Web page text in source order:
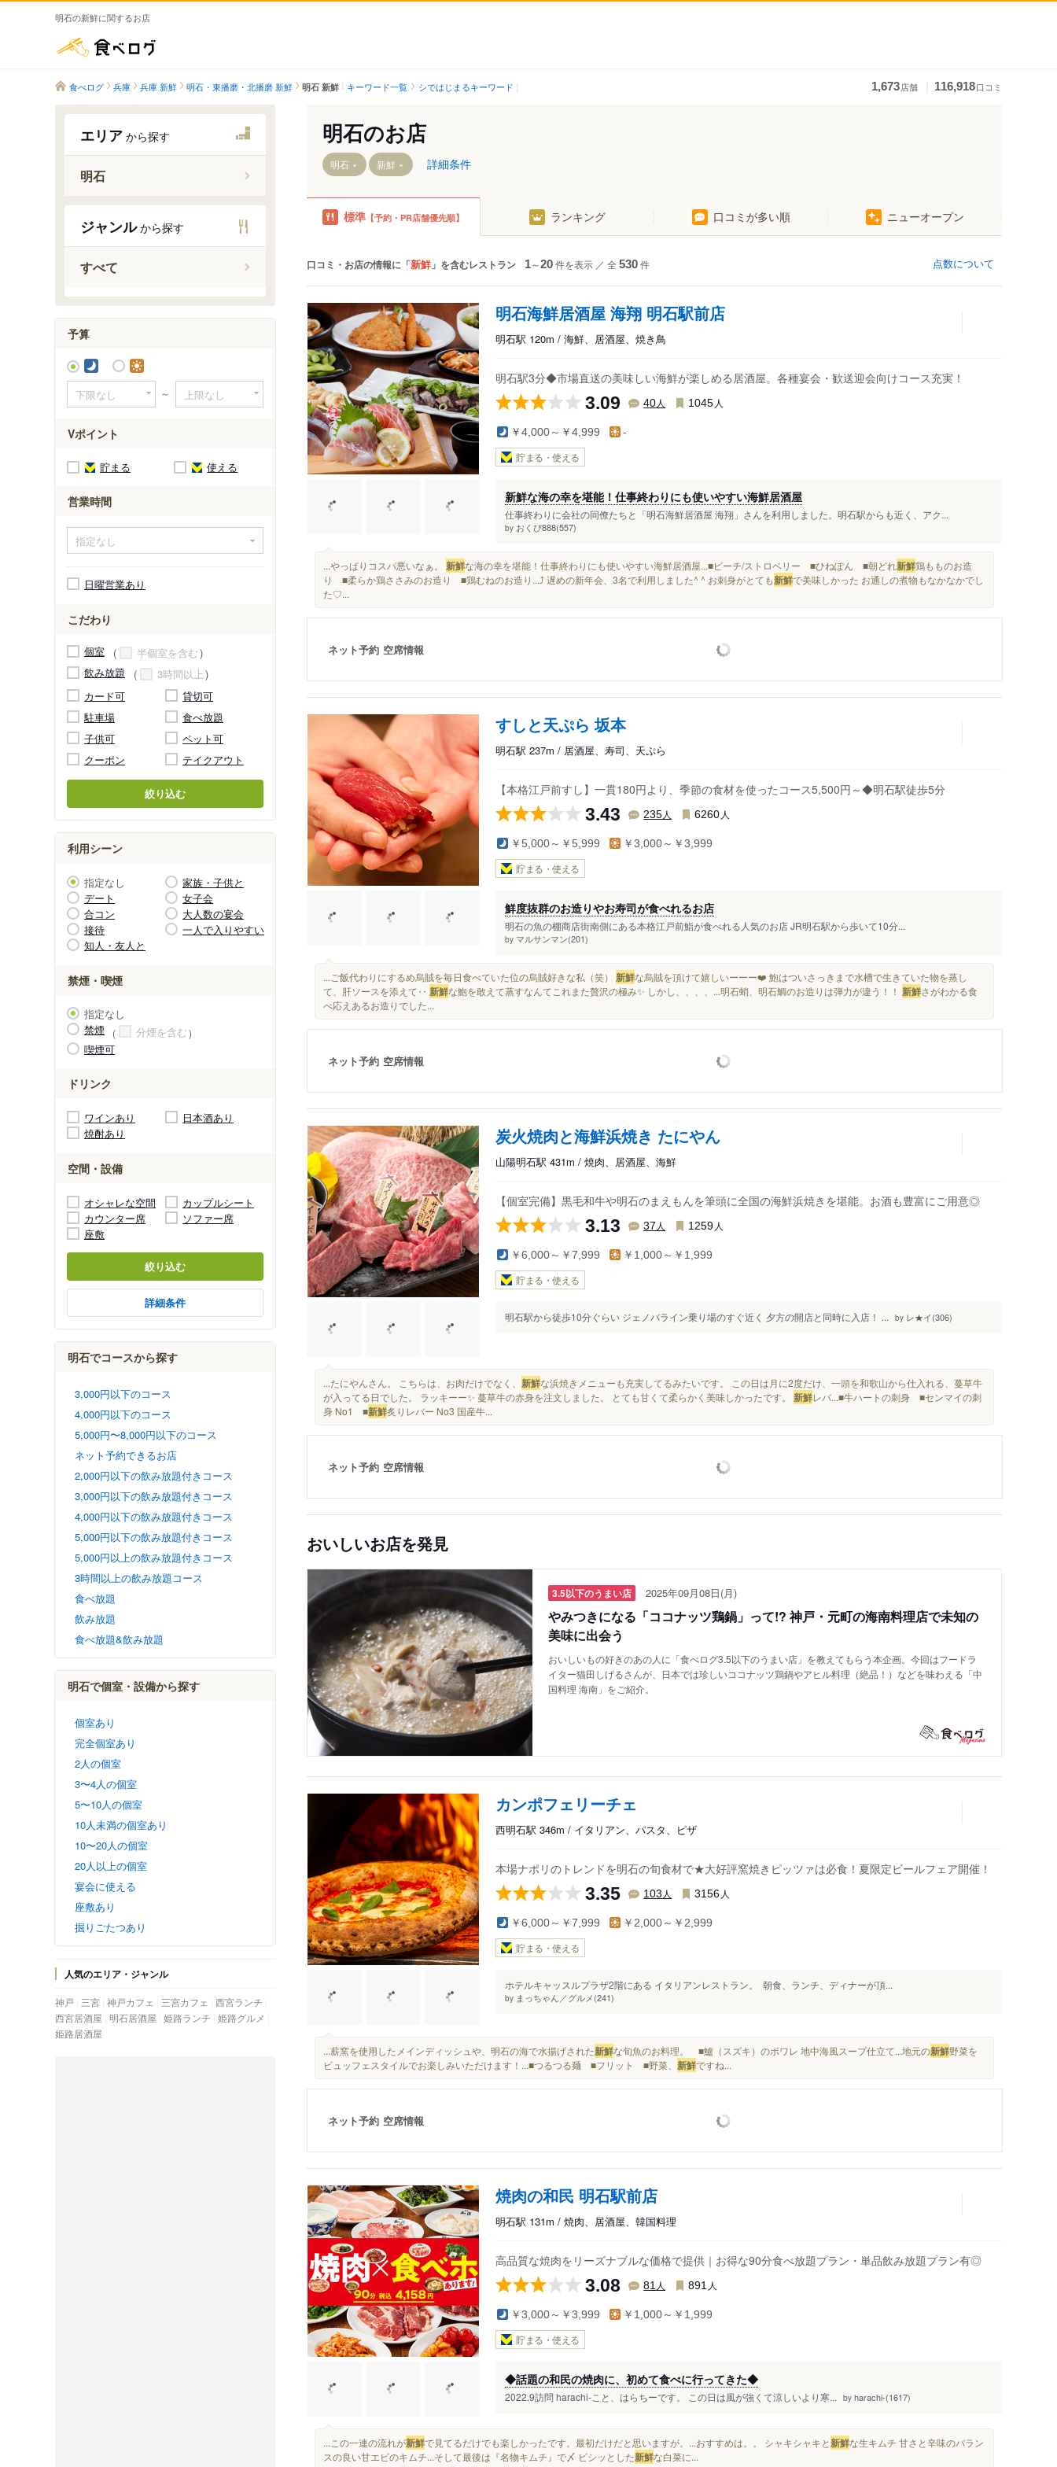
明石の新鮮に関するお店
食べログ 兵庫 兵庫 新鮮 明石・東播磨・北播磨 新鮮 明石 新鮮 キーワード一覧 シではじまるキーワード 1,673店舗 116,918口コミ
エリア から探す
明石
朝霧駅
西明石駅
大久保駅
魚住駅
大蔵谷駅
人丸前駅
山陽明石駅
藤江駅
中八木駅
江井ケ島駅
西江井ケ島駅
山陽魚住駅
東二見駅
ジャンルから探す
すべて
予算
～
Vポイント
貯まる 使える
営業時間
日曜営業あり
こだわり
個室
半個室を含む
飲み放題
3時間以上
カード可
貸切可
駐車場
食べ放題
子供可
ペット可
クーポン
テイクアウト
絞り込む
利用シーン
指定なし
家族・子供と
デート
女子会
合コン
大人数の宴会
接待
一人で入りやすい
知人・友人と
禁煙・喫煙
指定なし
禁煙
分煙を含む
喫煙可
ドリンク
ワインあり
日本酒あり
焼酎あり
空間・設備
オシャレな空間
カップルシート
カウンター席
ソファー席
座敷
絞り込む
詳細条件
明石でコースから探す
3,000円以下のコース
4,000円以下のコース
5,000円〜8,000円以下のコース
ネット予約できるお店
2,000円以下の飲み放題付きコース
3,000円以下の飲み放題付きコース
4,000円以下の飲み放題付きコース
5,000円以下の飲み放題付きコース
5,000円以上の飲み放題付きコース
3時間以上の飲み放題コース
食べ放題
飲み放題
食べ放題&飲み放題
明石で個室・設備から探す
個室あり
完全個室あり
2人の個室
3〜4人の個室
5〜10人の個室
10人未満の個室あり
10〜20人の個室
20人以上の個室
宴会に使える
座敷あり
掘りごたつあり
人気のエリア・ジャンル
神戸 三宮 神戸カフェ 三宮カフェ
西宮ランチ
西宮居酒屋 明石居酒屋 姫路ランチ 姫路グルメ
姫路居酒屋
明石のお店
明石 新鮮 詳細条件
標準 【予約・PR店舗優先順】 ランキング 口コミが多い順 ニューオープン
口コミ・お店の情報に「新鮮 」を含むレストラン 1～20件を表示 ／ 全 530件 点数について
明石海鮮居酒屋 海翔 明石駅前店
明石駅 120m / 海鮮、居酒屋、焼き鳥
明石駅3分◆市場直送の美味しい海鮮が楽しめる居酒屋。各種宴会・歓送迎会向けコース充実！
3.09 40人 1045 人
￥4,000～￥4,999 -
貯まる・使える
新鮮な海の幸を堪能！仕事終わりにも使いやすい海鮮居酒屋
仕事終わりに会社の同僚たちと「明石海鮮居酒屋 海翔」さんを利用しました。明石駅からも近く、アク...
by おくぴ888(557)
...やっぱりコスパ悪いなぁ。 新鮮な海の幸を堪能！仕事終わりにも使いやすい海鮮居酒屋...■ピーチ/ストロベリー ■ひねぽん ■朝どれ新鮮鶏もものお造
り ■柔らか鶏ささみのお造り ■鶏むねのお造り...⤴️ 遅めの新年会、3名で利用しました^ ^ お刺身がとても新鮮で美味しかった お通しの煮物もなかなかでし
た♡...
ネット予約 空席情報
すしと天ぷら 坂本
明石駅 237m / 居酒屋、寿司、天ぷら
【本格江戸前すし】一貫180円より、季節の食材を使ったコース5,500円～◆明石駅徒歩5分
3.43 235人 6260 人
￥5,000～￥5,999 ￥3,000～￥3,999
貯まる・使える
鮮度抜群のお造りやお寿司が食べれるお店
明石の魚の棚商店街南側にある本格江戸前鮨が食べれる人気のお店 JR明石駅から歩いて10分...
by マルサンマン(201)
...ご飯代わりにするめ烏賊を毎日食べていた位の烏賊好きな私（笑） 新鮮な烏賊を頂けて嬉しいーーー❤️ 鮑はついさっきまで水槽で生きていた物を蒸し
て、肝ソースを添えて‥ 新鮮な鮑を敢えて蒸すなんてこれまた贅沢の極み✨ しかし、、、、...明石蛸、明石鯛のお造りは弾力が違う！！ 新鮮さがわかる食
べ応えあるお造りでした...
ネット予約 空席情報
炭火焼肉と海鮮浜焼き たにやん
山陽明石駅 431m / 焼肉、居酒屋、海鮮
【個室完備】黒毛和牛や明石のまえもんを筆頭に全国の海鮮浜焼きを堪能。お酒も豊富にご用意◎
3.13 37 人 1259 人
￥6,000～￥7,999 ￥1,000～￥1,999
貯まる・使える
明石駅から徒歩10分ぐらい ジェノバライン乗り場のすぐ近く 夕方の開店と同時に入店！ ... by レ★イ(306)
...たにやんさん。 こちらは、お肉だけでなく、 新鮮な浜焼きメニューも充実してるみたいです。 この日は月に2度だけ、一頭を和歌山から仕入れる、蔓草牛
が入ってる日でした。 ラッキーー✨ 蔓草牛の赤身を注文しました。 とても甘くて柔らかく美味しかったです。 新鮮レバ...■牛ハートの刺身 ■センマイの刺
身 No1 ■新鮮炙りレバー No3 国産牛...
ネット予約 空席情報
おいしいお店を発見
3.5以下のうまい店 2025年09月08日(月)
やみつきになる「ココナッツ鶏鍋」って!? 神戸・元町の海南料理店で未知の
美味に出会う
おいしいもの好きのあの人に「食べログ3.5以下のうまい店」を教えてもらう本企画。今回はフードラ
イター猫田しげるさんが、日本では珍しいココナッツ鶏鍋やアヒル料理（絶品！）などを味わえる「中
国料理 海南」をご紹介。
カンポフェリーチェ
西明石駅 346m / イタリアン、パスタ、ピザ
本場ナポリのトレンドを明石の旬食材で★大好評窯焼きピッツァは必食！夏限定ビールフェア開催！
3.35 103 人 3156 人
￥6,000～￥7,999 ￥2,000～￥2,999
貯まる・使える
ホテルキャッスルプラザ2階にある イタリアンレストラン。 ⁡ 朝食、ランチ、ディナーが頂...
by まっちゃん／グルメ(241)
...薪窯を使用したメインディッシュや、明石の海で水揚げされた新鮮な旬魚のお料理。 ■鱸（スズキ）のポワレ 地中海風スープ仕立て...地元の新鮮野菜を
ビュッフェスタイルでお楽しみいただけます！...■つるつる麺 ■フリット ■野菜、 新鮮ですね...
ネット予約 空席情報
焼肉の和民 明石駅前店
明石駅 131m / 焼肉、居酒屋、韓国料理
高品質な焼肉をリーズナブルな価格で提供｜お得な90分食べ放題プラン・単品飲み放題プラン有◎
3.08 81 人 891 人
￥3,000～￥3,999 ￥1,000～￥1,999
貯まる・使える
◆話題の和民の焼肉に、初めて食べに行ってきた◆
2022.9訪問 harachi-こと、はらちーです。 この日は風が強くて涼しいより寒... by harachi-(1617)
...この一連の流れが新鮮で見てるだけでも楽しかったです。最初だけだと思いますが。...おすすめは。。 シャキシャキと新鮮な生キムチ 甘さと辛味のバラン
スの良い甘エビのキムチ...そして最後は『名物キムチ』で〆 ビシッとした新鮮な白菜に...